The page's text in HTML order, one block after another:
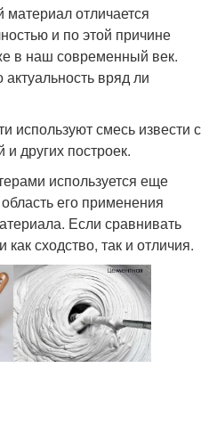
материал отличается
и по этой причине
в наш современный век.
вряд ли
используют смесь извести с
других построек.
используется еще
его применения
Если сравнивать
сходство, так и отличия.